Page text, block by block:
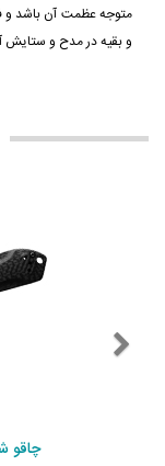
متوجه عظمت آن باشد و
و بقیه در مدح و ستایش
چاقو